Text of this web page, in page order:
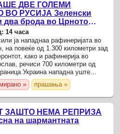
ДВЕ ГОЛЕМИ
РУСИЈА Зеленски
два брода во Црното
14 часа
ја нападнаа рафинеријата во
на повеќе од 1.300 километри зад
како и рафинерија во
речиси 700 километри од
Украина нападна уште
постројки длабоко во Русија,
...
» прашања »
ЗАШТО НЕМА РЕПРИЗА
на шармантната